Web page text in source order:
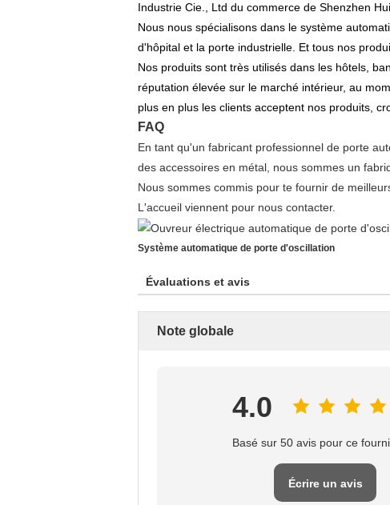
Industrie Cie., Ltd du commerce de Shenzhen
Nous nous spécialisons dans le système
d'hôpital et la porte industrielle. Et tous nos
Nos produits sont très utilisés dans les hôtels,
réputation élevée sur le marché intérieur, au
plus en plus les clients acceptent nos produits,
FAQ
En tant qu'un fabricant professionnel de porte
des accessoires en métal, nous sommes un
Nous sommes commis pour te fournir de
L'accueil viennent pour nous contacter.
Système automatique de porte d'oscillation
Évaluations et avis
Note globale
4.0
Basé sur 50 avis pour ce
Écrire un avis